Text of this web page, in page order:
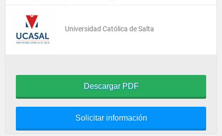
Universidad Católica de Salta
Descargar PDF
Solicitar información